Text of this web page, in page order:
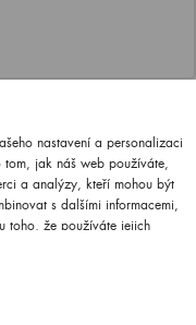
nastavení a personalizaci
tom, jak náš web používáte,
a analýzy, kteří mohou být
s dalšími informacemi,
toho, že používáte jejich